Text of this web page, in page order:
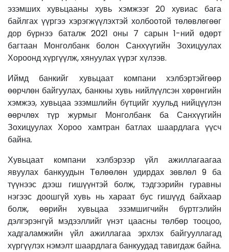
эзэмших хувьцааны хувь хэмжээг 20 хувиас бага
байлгах үүргээ хэрэгжүүлэхтэй холбоотой төлөвлөгөөг
дор бүрнээ баталж 2021 оны 7 сарын 1-ний өдөрт
багтаан Монголбанк болон Санхүүгийн Зохицуулах
Хороонд хүргүүлж, хянуулах үүрэг хүлээв.
Иймд банкийг хувьцаат компани хэлбэртэйгөөр
өөрчлөн байгуулах, банкны хувь нийлүүлсэн хөрөнгийн
хэмжээ, хувьцаа эзэмшлийн бүтцийг хуульд нийцүүлэн
өөрчлөх түр журмыг Монголбанк ба Санхүүгийн
Зохицуулах Хороо хамтран батлах шаардлага үүсч
байна.
Хувьцаат компани хэлбэрээр үйл ажиллагаагаа
явуулах банкуудын Төлөөлөн удирдах зөвлөл 9 ба
түүнээс дээш гишүүнтэй болж, тэдгээрийн гуравны
нэгээс доошгүй хувь нь хараат бус гишүүд байхаар
болж, өөрийн хувьцаа эзэмшигчийн бүртгэлийн
дэлгэрэнгүй мэдээллийг үнэт цаасны төлбөр тооцоо,
хадгаламжийн үйл ажиллагаа эрхлэх байгууллагад
хүргүүлэх нэмэлт шаардлага банкуудад тавигдаж байна.